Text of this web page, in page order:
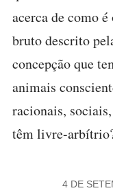
acerca de como
bruto descrito
concepção que
animais
racionais,
têm livre-
4 DE